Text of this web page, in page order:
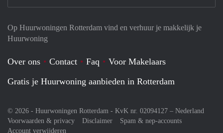
Op Huurwoningen Rotterdam vind en verhuur je makkelijk je
Huurwoning
Over ons Contact Faq
Voor Makelaars
Gratis je Huurwoning aanbieden in Rotterdam
© 2026 - Huurwoningen Rotterdam - KvK nr. 02094127 – Nederland
Voorwaarden & privacy
Disclaimer
Spam & nep-accounts
Account verwijderen